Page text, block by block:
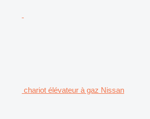
chariot élévateur à gaz Nissan